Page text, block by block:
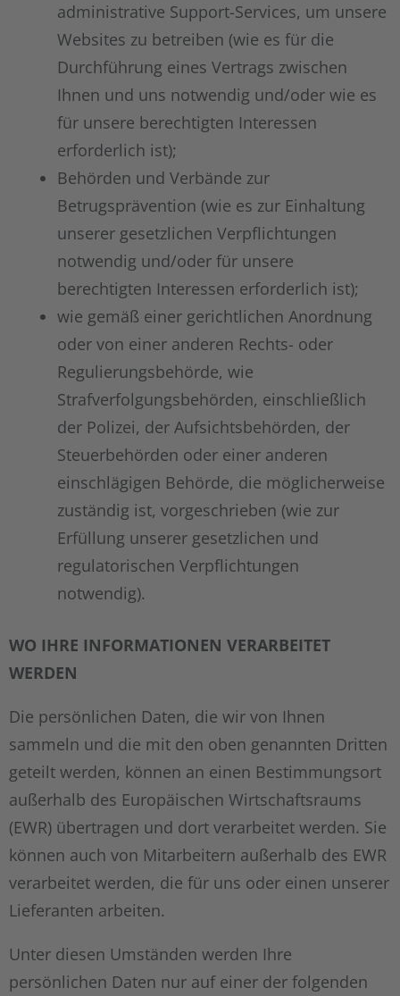
administrative Support-Services, um unsere
Websites zu betreiben (wie es für die
Durchführung eines Vertrags zwischen
Ihnen und uns notwendig und/oder wie es
für unsere berechtigten Interessen
erforderlich ist);
Behörden und Verbände zur
Betrugsprävention (wie es zur Einhaltung
unserer gesetzlichen Verpflichtungen
notwendig und/oder für unsere
berechtigten Interessen erforderlich ist);
wie gemäß einer gerichtlichen Anordnung
oder von einer anderen Rechts- oder
Regulierungsbehörde, wie
Strafverfolgungsbehörden, einschließlich
der Polizei, der Aufsichtsbehörden, der
Steuerbehörden oder einer anderen
einschlägigen Behörde, die möglicherweise
zuständig ist, vorgeschrieben (wie zur
Erfüllung unserer gesetzlichen und
regulatorischen Verpflichtungen
notwendig).
WO IHRE INFORMATIONEN VERARBEITET
WERDEN
Die persönlichen Daten, die wir von Ihnen
sammeln und die mit den oben genannten Dritten
geteilt werden, können an einen Bestimmungsort
außerhalb des Europäischen Wirtschaftsraums
(EWR) übertragen und dort verarbeitet werden. Sie
können auch von Mitarbeitern außerhalb des EWR
verarbeitet werden, die für uns oder einen unserer
Lieferanten arbeiten.
Unter diesen Umständen werden Ihre
persönlichen Daten nur auf einer der folgenden